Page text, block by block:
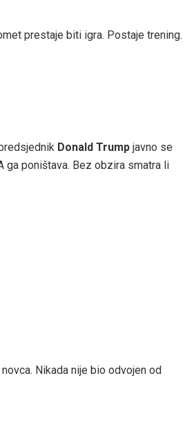
prestaje biti igra. Postaje trening.
Donald Trump javno se
ga poništava. Bez obzira smatra li
Nikada nije bio odvojen od